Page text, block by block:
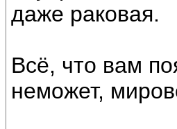
даже раковая.
Всё, что вам
неможет,